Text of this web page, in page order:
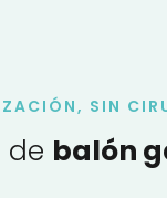
SIN
de balón